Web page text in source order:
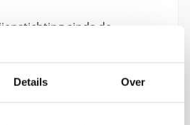
Details Over
sinds de
voorzitter sinds januari 2020.